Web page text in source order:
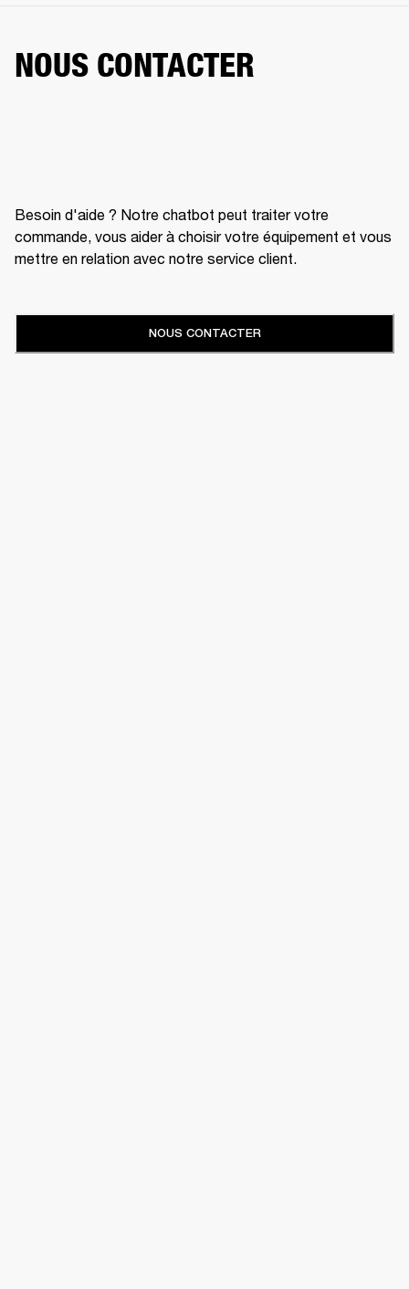
NOUS CONTACTER
Besoin d'aide ? Notre chatbot peut traiter votre
commande, vous aider à choisir votre équipement et vous
mettre en relation avec notre service client.
NOUS CONTACTER